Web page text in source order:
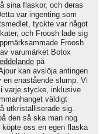
sina flaskor, och deras
var ingenting som
tyckte var något
och Froosh lade sig
Froosh
varumärket Botox
på
kan avslöja antingen
enastående slump. Vi
varje stycke, inklusive
väldigt
utkristalliserade sig.
den så ska man nog
oss en egen flaska